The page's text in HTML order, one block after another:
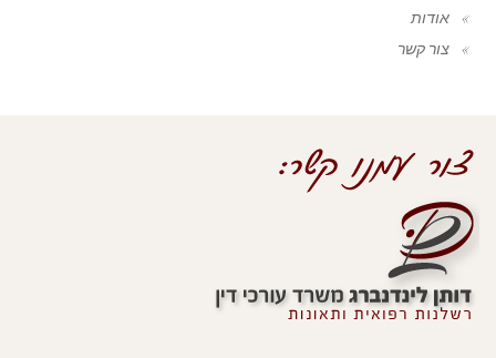
אודות
צור קשר